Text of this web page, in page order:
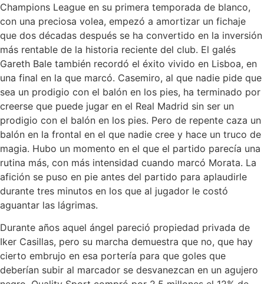
Champions League en su primera temporada de blanco,
con una preciosa volea, empezó a amortizar un fichaje
que dos décadas después se ha convertido en la inversión
más rentable de la historia reciente del club. El galés
Gareth Bale también recordó el éxito vivido en Lisboa, en
una final en la que marcó. Casemiro, al que nadie pide que
sea un prodigio con el balón en los pies, ha terminado por
creerse que puede jugar en el Real Madrid sin ser un
prodigio con el balón en los pies. Pero de repente caza un
balón en la frontal en el que nadie cree y hace un truco de
magia. Hubo un momento en el que el partido parecía una
rutina más, con más intensidad cuando marcó Morata. La
afición se puso en pie antes del partido para aplaudirle
durante tres minutos en los que al jugador le costó
aguantar las lágrimas.
Durante años aquel ángel pareció propiedad privada de
Iker Casillas, pero su marcha demuestra que no, que hay
cierto embrujo en esa portería para que goles que
deberían subir al marcador se desvanezcan en un agujero